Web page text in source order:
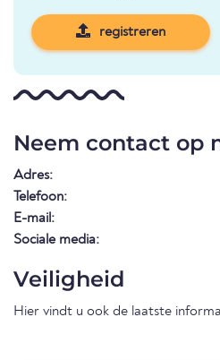
registreren
Neem contact op
Adres:
Telefoon:
E-mail:
Sociale media:
Veiligheid
Hier vindt u ook de laatste